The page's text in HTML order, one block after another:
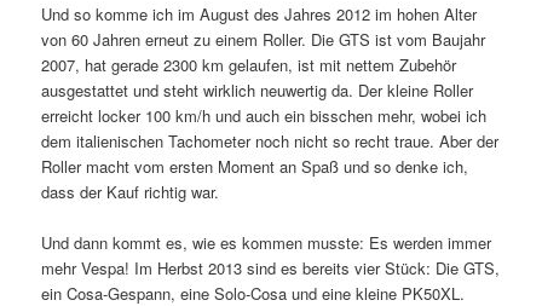
Und so komme ich im August des Jahres 2012 im hohen Alter
von 60 Jahren erneut zu einem Roller. Die GTS ist vom Baujahr
2007, hat gerade 2300 km gelaufen, ist mit nettem Zubehör
ausgestattet und steht wirklich neuwertig da. Der kleine Roller
erreicht locker 100 km/h und auch ein bisschen mehr, wobei ich
dem italienischen Tachometer noch nicht so recht traue. Aber der
Roller macht vom ersten Moment an Spaß und so denke ich,
dass der Kauf richtig war.
Und dann kommt es, wie es kommen musste: Es werden immer
mehr Vespa! Im Herbst 2013 sind es bereits vier Stück: Die GTS,
ein Cosa-Gespann, eine Solo-Cosa und eine kleine PK50XL.